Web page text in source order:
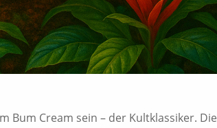
Bum Cream sein – der Kultklassiker. Die